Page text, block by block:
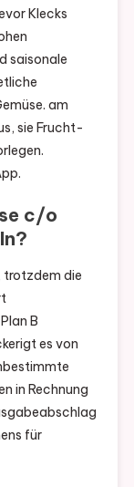
Klecks
saisonale
am
sie Frucht-
c/o
trotzdem die
B
es von
in Rechnung
für